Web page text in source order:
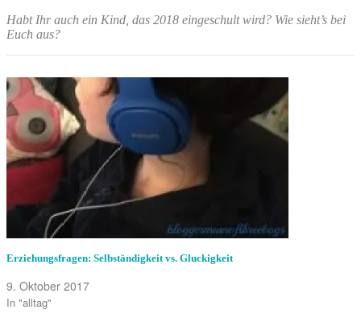
Habt Ihr auch ein Kind, das 2018 eingeschult wird? Wie sieht’s bei
Euch aus?
Erziehungsfragen: Selbständigkeit vs. Gluckigkeit
9. Oktober 2017
In "alltag"